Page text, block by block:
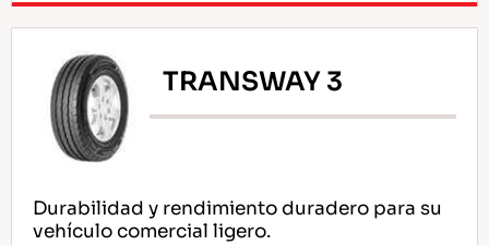
TRANSWAY 3
Durabilidad y rendimiento duradero para su
vehículo comercial ligero.